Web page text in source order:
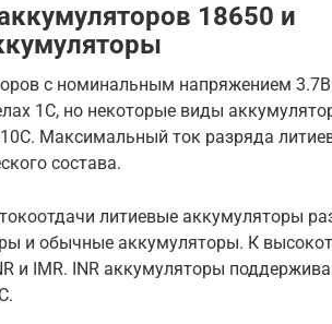
18650 и
с номинальным напряжением 3.7В
1С, но некоторые виды
Максимальный ток разряда
состава.
литиевые аккумуляторы
и обычные аккумуляторы. К
и IMR. INR аккумуляторы